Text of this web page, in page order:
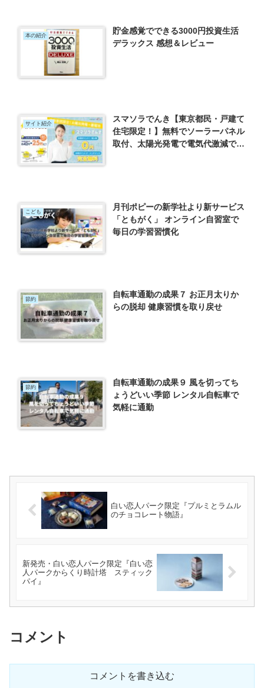
本の紹介
貯金感覚でできる3000円投資生活
デラックス 感想＆レビュー
サイト紹介
スマソラでんき【東京都民・戸建て
住宅限定！】無料でソーラーパネル
取付、太陽光発電で電気代激減でき
こども
月刊ポピーの新学社より新サービス
「ともがく」 オンライン自習室で
毎日の学習習慣化
節約
自転車通勤の成果７ お正月太りか
らの脱却 健康習慣を取り戻せ
節約
自転車通勤の成果９ 風を切ってち
ょうどいい季節 レンタル自転車で
気軽に通勤
白い恋人パーク限定『プルミとラムル
のチョコレート物語』
新発売・白い恋人パーク限定『白い恋
人パークからくり時計塔 スティック
パイ』
コメント
コメントを書き込む